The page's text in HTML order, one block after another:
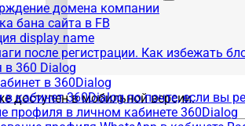
домена компании
бана сайта в FB
display name
после регистрации. Как избежать
в 360 Dialog
в 360Dialog
в кабинет 360Dialog по почте, если вы
профиля в личном кабинете 360Dialog
доступен в мобильной версии.